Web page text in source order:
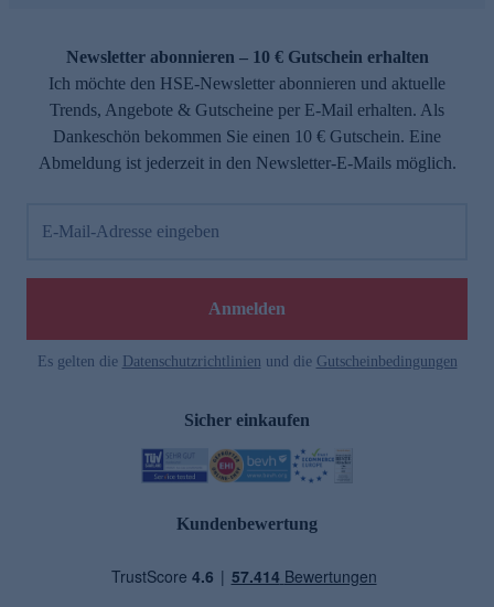
Newsletter abonnieren – 10 € Gutschein erhalten
Ich möchte den HSE-Newsletter abonnieren und aktuelle
Trends, Angebote & Gutscheine per E-Mail erhalten. Als
Dankeschön bekommen Sie einen 10 € Gutschein. Eine
Abmeldung ist jederzeit in den Newsletter-E-Mails möglich.
E-Mail-Adresse eingeben
Anmelden
Es gelten die Datenschutzrichtlinien und die Gutscheinbedingungen
Sicher einkaufen
Kundenbewertung